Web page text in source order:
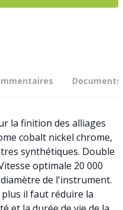
Documents
la finition des alliages
cobalt nickel chrome,
synthétiques. Double
optimale 20 000
de l'instrument.
il faut réduire la